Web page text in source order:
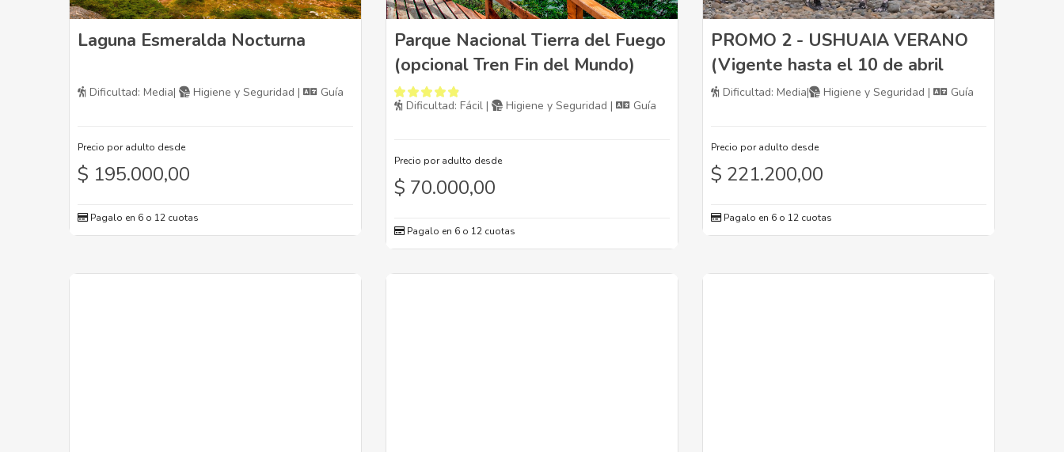
Laguna Esmeralda Nocturna
Dificultad: Media| Higiene y Seguridad | Guía
Precio por adulto desde
$ 195.000,00
Pagalo en 6 o 12 cuotas
Parque Nacional Tierra del Fuego
(opcional Tren Fin del Mundo)
Dificultad: Fácil | Higiene y Seguridad | Guía
Precio por adulto desde
$ 70.000,00
Pagalo en 6 o 12 cuotas
PROMO 2 - USHUAIA VERANO
(Vigente hasta el 10 de abril
inclusive)
Dificultad: Media| Higiene y Seguridad | Guía
Precio por adulto desde
$ 221.200,00
Pagalo en 6 o 12 cuotas